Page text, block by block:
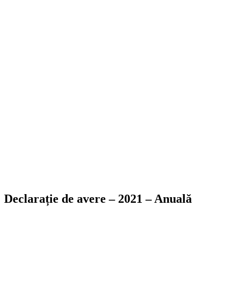
Declarație de avere – 2021 – Anuală